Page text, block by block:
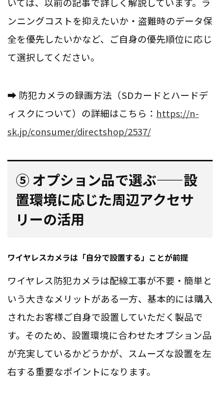
ンニングコストを抑えたいか・盗難時のデータ保
全を優先したいかなど、ご自身の優先順位に応じ
て選択してください。
➡ 防犯カメラの録画方法（SDカードとハードデ
ィスクについて）の詳細はこちら： https://n-
sk.jp/consumer/directshop/2537/
⑤ オプション品で選ぶ——設
置環境に応じた周辺アクセサ
リーの活用
ワイヤレスカメラは「自分で設置する」ことが前提
ワイヤレス防犯カメラは配線工事が不要・簡単と
いう大きなメリットがある一方、基本的には購入
されたお客様ご自身で設置していただく製品で
す。そのため、設置環境に合わせたオプション品
が充実しているかどうかが、スムーズな設置を左
右する重要なポイントになります。